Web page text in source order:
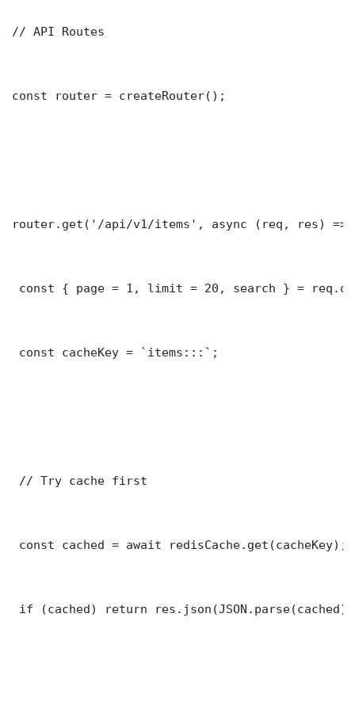
// API Routes
const router = createRouter();
router.get('/api/v1/items', async (req, res) =>
const { page = 1, limit = 20, search } =
const cacheKey = `items:::`;
// Try cache first
const cached = await redisCache.get(cacheKey);
if (cached) return